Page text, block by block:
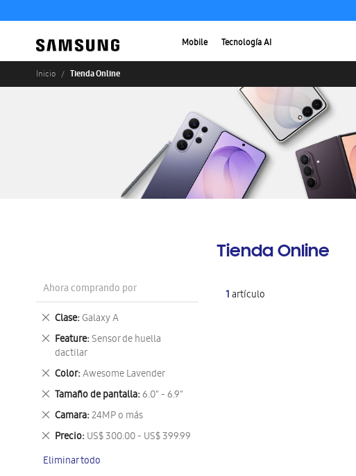
Mobile Tecnología AI
Inicio Tienda Online
Tienda Online
1artículo
Ahora comprando por
Clase Galaxy A
Eliminar
este
artículo
Feature Sensor de huella
dactilar
Eliminar
este
artículo
Color Awesome Lavender
Eliminar
este
artículo
Tamaño de pantalla 6.0" - 6.9"
Eliminar
este
artículo
Camara 24MP o más
Eliminar
este
artículo
Precio US$ 300.00 - US$ 399.99
Eliminar
artículo
Eliminar todo